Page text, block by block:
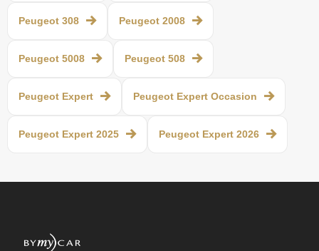
Peugeot 308 Peugeot 2008
Peugeot 5008 Peugeot 508
Peugeot Expert Peugeot Expert Occasion
Peugeot Expert 2025 Peugeot Expert 2026